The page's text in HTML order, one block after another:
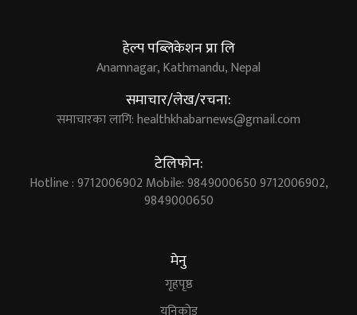
हेल्प पब्लिकेशन प्रा लि
Anamnagar, Kathmandu, Nepal
समाचार/लेख/रचना:
समाचारका लागि:healthkhabarnews@gmail.com
टेलिफोन:
Hotline : 9712006902 Mobile: 9849000650 9712006902,
9849000650
मेनु
गृहपृष्ठ